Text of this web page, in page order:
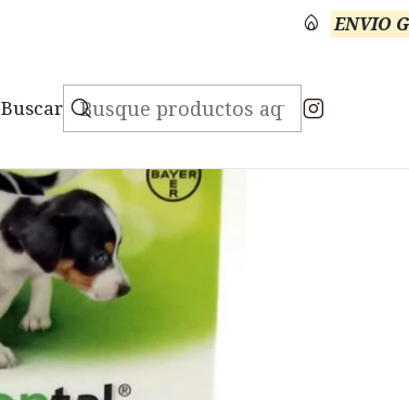
Buscar
ENVIO
Veterinario Anti Parasitarios